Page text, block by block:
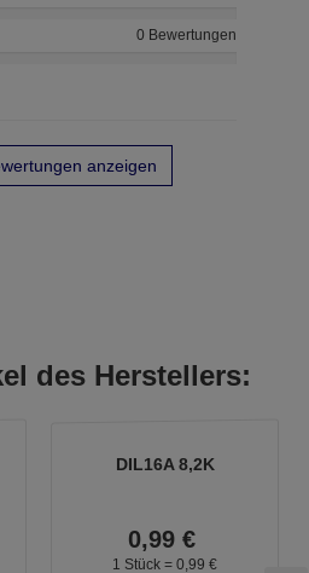
0 Bewertungen
anzeigen
des Herstellers:
DIL16A 8,2K
0,99 €
1 Stück = 0, 99 €